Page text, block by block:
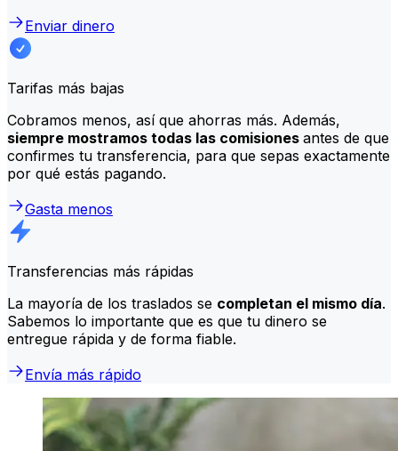
Enviar dinero
Tarifas más bajas
Cobramos menos, así que ahorras más. Además,
siempre mostramos todas las comisiones antes de que
confirmes tu transferencia, para que sepas exactamente
por qué estás pagando.
Gasta menos
Transferencias más rápidas
La mayoría de los traslados se completan el mismo día.
Sabemos lo importante que es que tu dinero se
entregue rápida y de forma fiable.
Envía más rápido